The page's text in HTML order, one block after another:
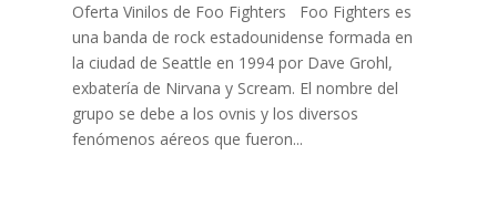
Oferta Vinilos de Foo Fighters Foo Fighters es
una banda de rock estadounidense formada en
la ciudad de Seattle en 1994 por Dave Grohl,
exbatería de Nirvana y Scream. El nombre del
grupo se debe a los ovnis y los diversos
fenómenos aéreos que fueron...